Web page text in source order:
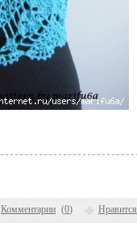
Комментарии (0) Нравится